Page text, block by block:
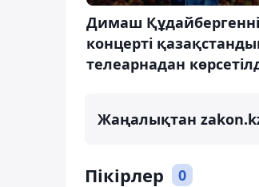
Димаш
концерті
телеарнадан
Жаңалықтан
Пікірлер 0